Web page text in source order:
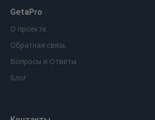
GetaPro
О проекте
Обратная связь
Вопросы и Ответы
Блог